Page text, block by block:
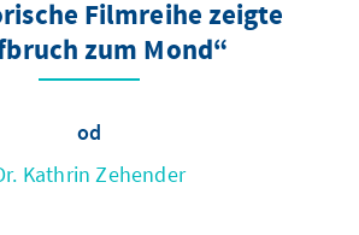
Filmreihe zeigte
zum Mond“
od
Kathrin Zehender